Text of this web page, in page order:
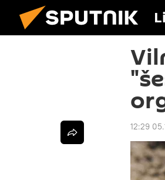
12:29